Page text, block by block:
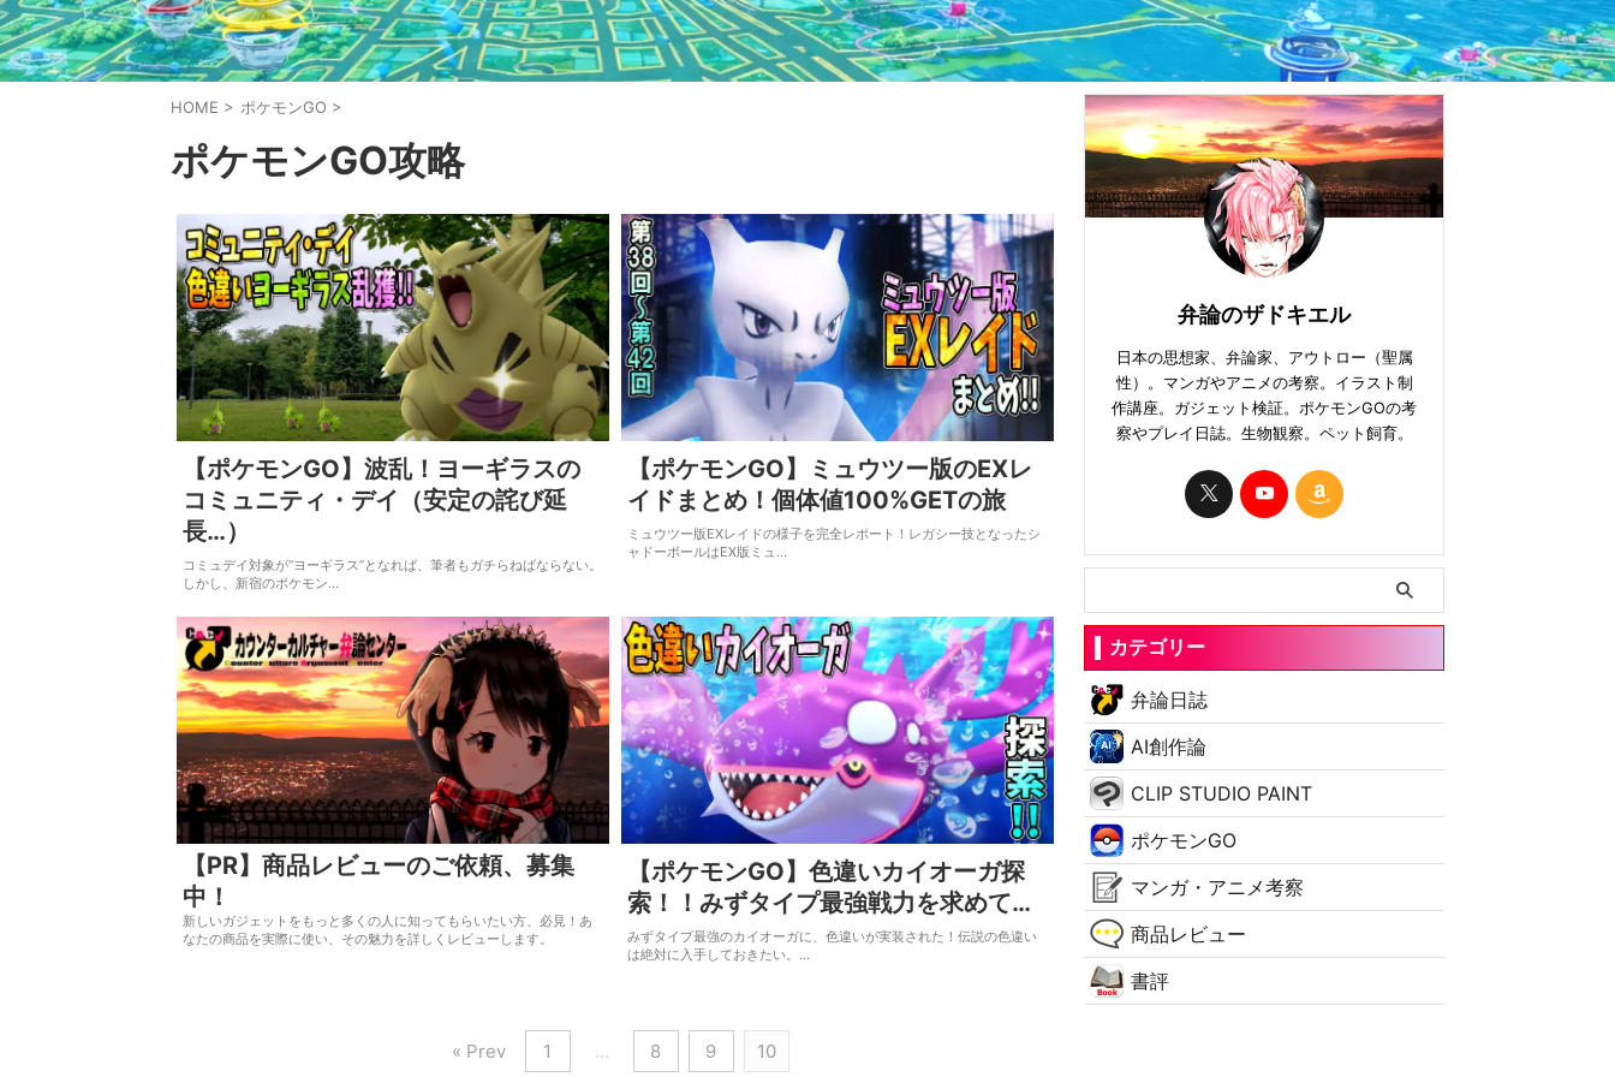
HOME > ポケモンGO >
ポケモンGO攻略
【ポケモンGO】波乱！ヨーギラスの
コミュニティ・デイ（安定の詫び延
長…）
コミュデイ対象が“ヨーギラス”となれば、筆者もガチらねばならない。
しかし、新宿のポケモン…
【ポケモンGO】ミュウツー版のEXレ
イドまとめ！個体値100%GETの旅
ミュウツー版EXレイドの様子を完全レポート！レガシー技となったシ
ャドーボールはEX版ミュ…
【PR】商品レビューのご依頼、募集
中！
新しいガジェットをもっと多くの人に知ってもらいたい方、必見！あ
なたの商品を実際に使い、その魅力を詳しくレビューします。
【ポケモンGO】色違いカイオーガ探
索！！みずタイプ最強戦力を求めて…
みずタイプ最強のカイオーガに、色違いが実装された！伝説の色違い
は絶対に入手しておきたい。…
« Prev 1 … 8 9 10
弁論のザドキエル
日本の思想家、弁論家、アウトロー（聖属
性）。マンガやアニメの考察。イラスト制
作講座。ガジェット検証。ポケモンGOの考
察やプレイ日誌。生物観察。ペット飼育。
カテゴリー
弁論日誌
AI創作論
CLIP STUDIO PAINT
ポケモンGO
マンガ・アニメ考察
商品レビュー
書評